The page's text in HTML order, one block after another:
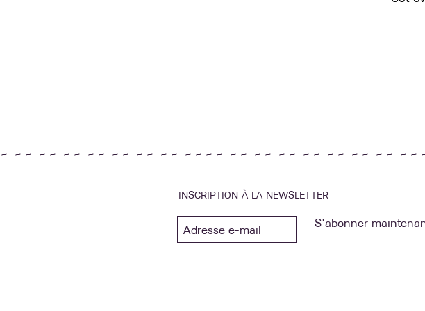
~ ~ ~ ~ ~ ~ ~ ~ ~ ~ ~ ~ ~ ~ ~ ~ ~ ~ ~ ~ ~ ~ ~ ~ ~ ~ ~ ~ ~ ~ ~ ~ ~
INSCRIPTION À LA NEWSLETTER
S'abonner